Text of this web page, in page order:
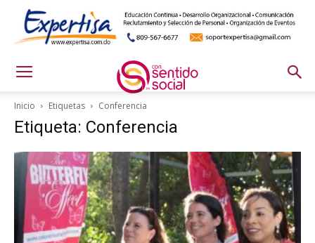
Inicio Etiquetas Conferencia
Etiqueta: Conferencia